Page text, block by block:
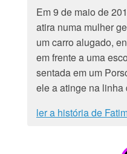
Em 9 de maio de
atira numa mulher
um carro alugado,
em frente a uma
sentada em um
ele a atinge na linha
ler a história de